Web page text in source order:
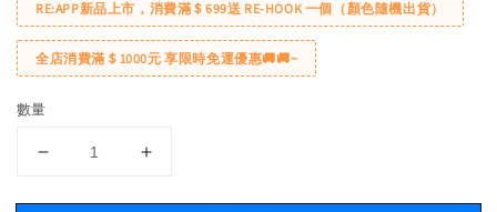
RE:APP新品上市，消費滿＄699送 RE-HOOK 一個（顏色隨機出貨）
全店消費滿＄1000元 享限時免運優惠🚚🚚~
數量